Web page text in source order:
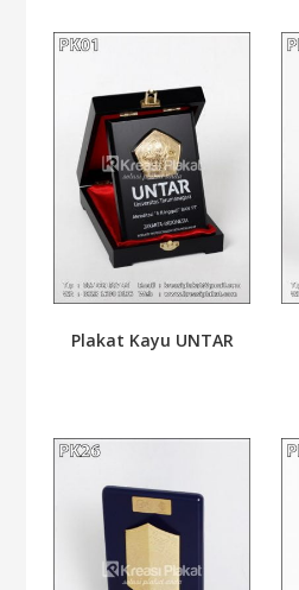
Plakat Kayu UNTAR